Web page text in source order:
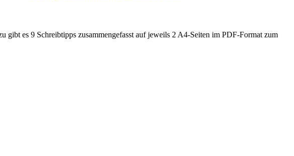
gibt es 9 Schreibtipps zusammengefasst auf jeweils 2 A4-Seiten im PDF-Format zum